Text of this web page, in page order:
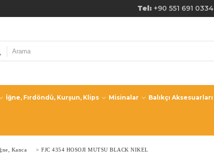
Ücretsiz Kargo! Tel: +90 551 691 0334
İğne, Fırdöndü, Kurşun, Klips Misinalar Balıkçı Aksesuarları
Kanca > FJC 4354 HOSOJI MUTSU BLACK NIKEL